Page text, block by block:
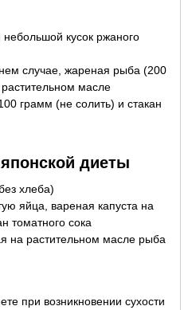
кусок ржаного
случае, жареная рыба (200
масле
грамм (не солить) и стакан
диеты
хлеба)
яйца, вареная капуста на
томатного сока
на растительном масле рыба
при возникновении сухости